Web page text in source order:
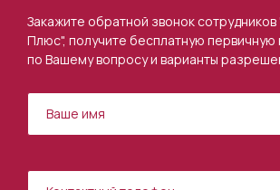
Закажите обратной звонок
Плюс", получите бесплатную первичную
по Вашему вопросу и варианты